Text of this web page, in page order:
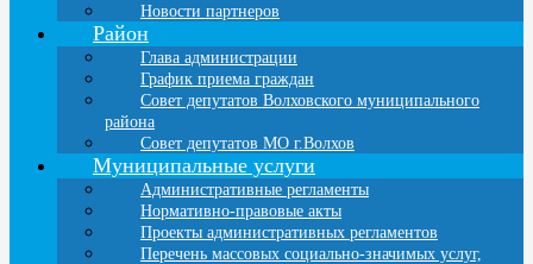
Новости партнеров
Район
Глава администрации
График приема граждан
Совет депутатов Волховского муниципального
района
Совет депутатов МО г.Волхов
Муниципальные услуги
Административные регламенты
Нормативно-правовые акты
Проекты административных регламентов
Перечень массовых социально-значимых услуг,